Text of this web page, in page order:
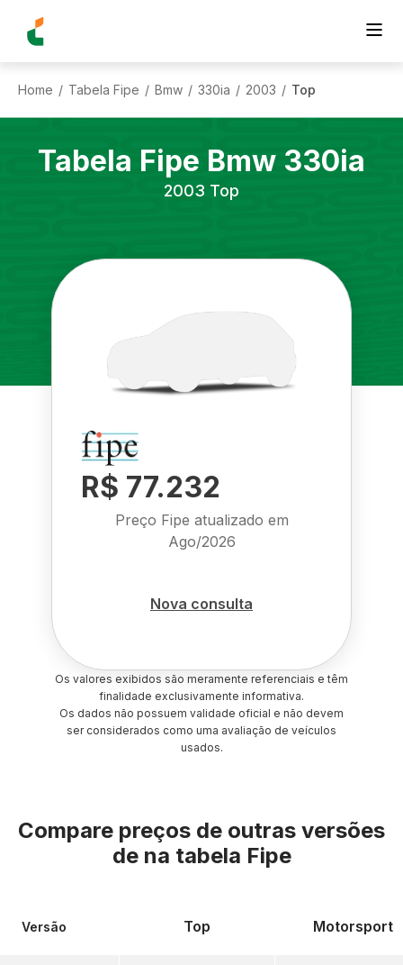
Home / Tabela Fipe / Bmw / 330ia / 2003 / Top
Tabela Fipe Bmw 330ia
2003 Top
R$ 77.232
Preço Fipe atualizado em
Ago/2026
Nova consulta
Os valores exibidos são meramente referenciais e têm
finalidade exclusivamente informativa.
Os dados não possuem validade oficial e não devem
ser considerados como uma avaliação de veículos
usados.
Compare preços de outras versões
de na tabela Fipe
Versão Top Motorsport